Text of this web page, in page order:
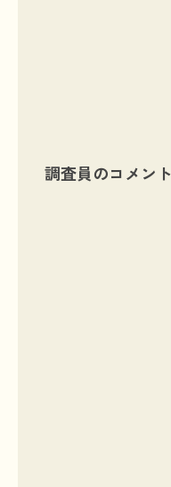
調査員のコメント